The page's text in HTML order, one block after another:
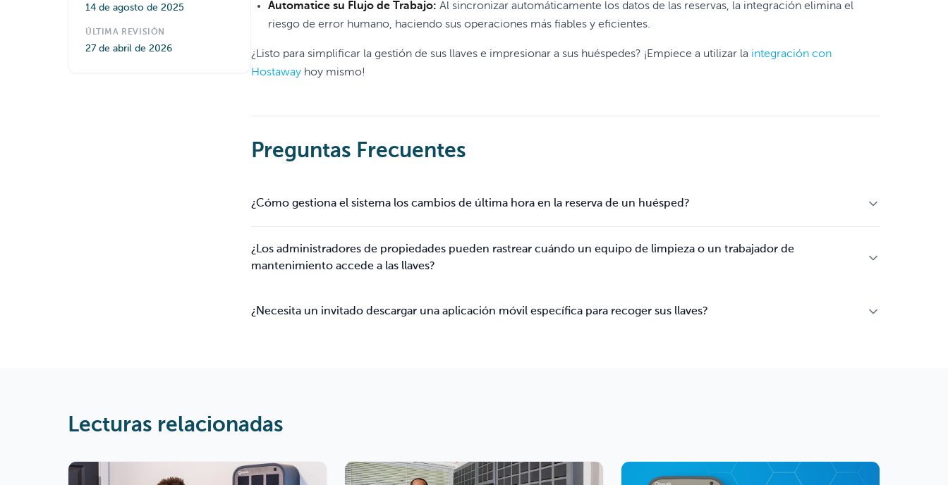
14 de agosto de 2025
ÚLTIMA REVISIÓN
27 de abril de 2026
Automatice su Flujo de Trabajo: Al sincronizar automáticamente los datos de las reservas, la integración elimina el
riesgo de error humano, haciendo sus operaciones más fiables y eficientes.
¿Listo para simplificar la gestión de sus llaves e impresionar a sus huéspedes? ¡Empiece a utilizar la integración con
Hostaway hoy mismo!
Preguntas Frecuentes
¿Cómo gestiona el sistema los cambios de última hora en la reserva de un huésped?
¿Los administradores de propiedades pueden rastrear cuándo un equipo de limpieza o un trabajador de
mantenimiento accede a las llaves?
¿Necesita un invitado descargar una aplicación móvil específica para recoger sus llaves?
Lecturas relacionadas